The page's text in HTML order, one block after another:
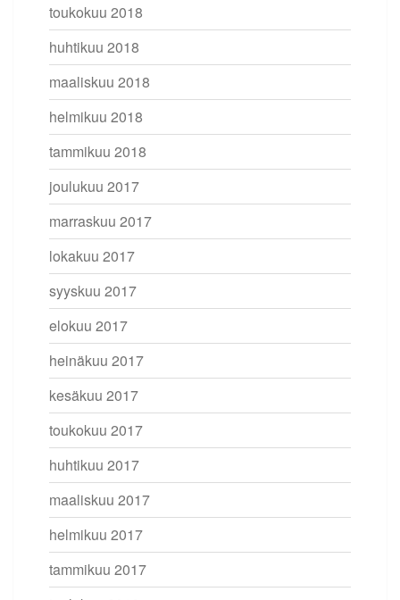
toukokuu 2018
huhtikuu 2018
maaliskuu 2018
helmikuu 2018
tammikuu 2018
joulukuu 2017
marraskuu 2017
lokakuu 2017
syyskuu 2017
elokuu 2017
heinäkuu 2017
kesäkuu 2017
toukokuu 2017
huhtikuu 2017
maaliskuu 2017
helmikuu 2017
tammikuu 2017